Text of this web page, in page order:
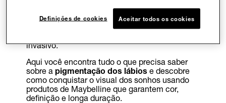
indicada e quais os riscos envolvidos. Além
disso, existem alternativas com maquiagem
que oferecem resultados semelhantes, com
invasivo.
Aqui você encontra tudo o que precisa saber
sobre a pigmentação dos lábios e descobre
como conquistar o visual dos sonhos usando
produtos de Maybelline que garantem cor,
definição e longa duração.
Definições de cookies Aceitar todos os cookies